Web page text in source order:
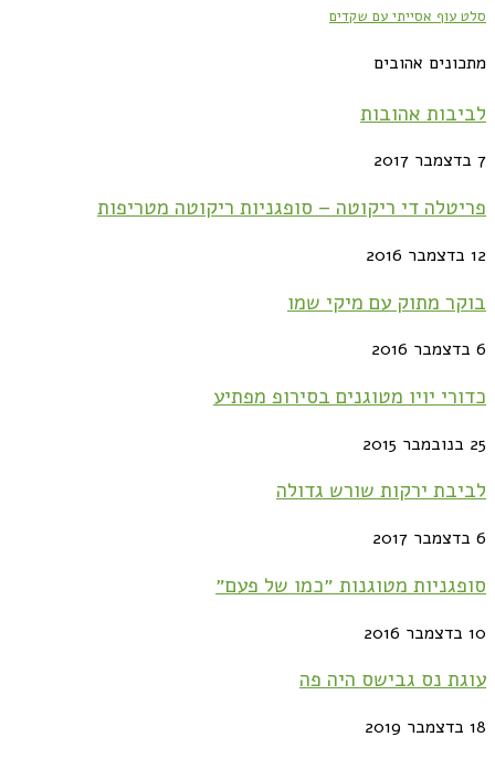
עוף אסייתי עם שקדים
אהובים
אהובות
די ריקוטה – סופגניות ריקוטה מטריפות
מתוק עם מיקי שמו
יויו מטוגנים בסירופ מפתיע
ירקות שורש גדולה
מטוגנות ״כמו של פעם״
נס גבישס היה פה